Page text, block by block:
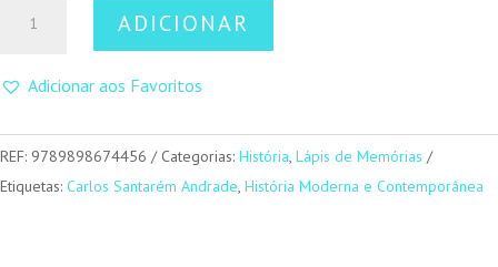
e
República
ADICIONAR
Adicionar aos Favoritos
REF: 9789898674456 Categorias: História, Lápis de Memórias
Etiquetas: Carlos Santarém Andrade, História Moderna e Contemporânea